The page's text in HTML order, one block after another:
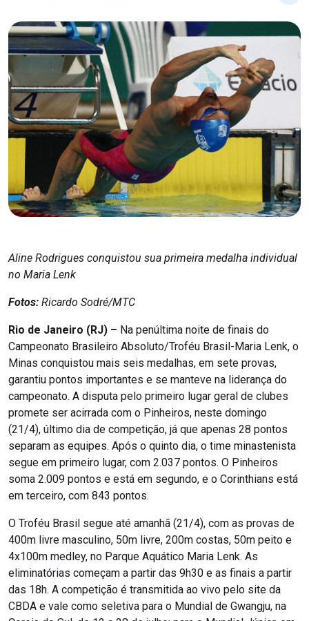
Aline Rodrigues conquistou sua primeira medalha individual
no Maria Lenk
Fotos: Ricardo Sodré/MTC
Rio de Janeiro (RJ) – Na penúltima noite de finais do
Campeonato Brasileiro Absoluto/Troféu Brasil-Maria Lenk, o
Minas conquistou mais seis medalhas, em sete provas,
garantiu pontos importantes e se manteve na liderança do
campeonato. A disputa pelo primeiro lugar geral de clubes
promete ser acirrada com o Pinheiros, neste domingo
(21/4), último dia de competição, já que apenas 28 pontos
separam as equipes. Após o quinto dia, o time minastenista
segue em primeiro lugar, com 2.037 pontos. O Pinheiros
soma 2.009 pontos e está em segundo, e o Corinthians está
em terceiro, com 843 pontos.
O Troféu Brasil segue até amanhã (21/4), com as provas de
400m livre masculino, 50m livre, 200m costas, 50m peito e
4x100m medley, no Parque Aquático Maria Lenk. As
eliminatórias começam a partir das 9h30 e as finais a partir
das 18h. A competição é transmitida ao vivo pelo site da
CBDA e vale como seletiva para o Mundial de Gwangju, na